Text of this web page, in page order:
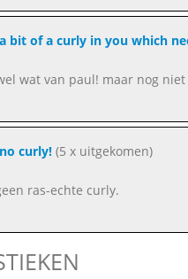
bit of a curly in you which
wat van paul! maar nog
curly!(5 x uitgekomen)
ras-echte curly.